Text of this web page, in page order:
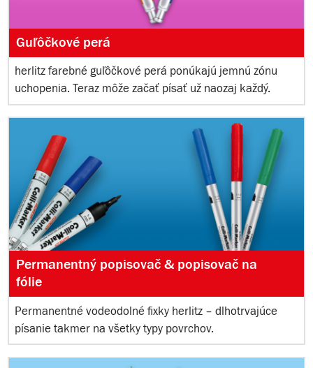
Guľôčkové perá
herlitz farebné guľôčkové perá ponúkajú jemnú zónu
uchopenia. Teraz môže začať písať už naozaj každý.
Permanentný popisovač & popisovač na
fólie
Permanentné vodeodolné fixky herlitz – dlhotrvajúce
písanie takmer na všetky typy povrchov.